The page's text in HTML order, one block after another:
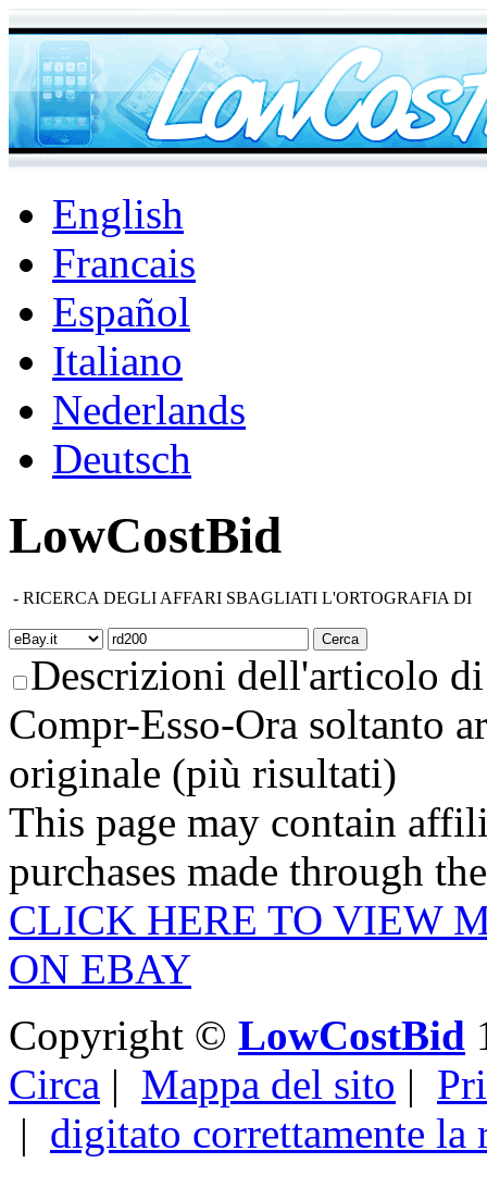
English
Francais
Español
Italiano
Nederlands
Deutsch
LowCostBid
- RICERCA DEGLI AFFARI SBAGLIATI L'ORTOGRAFIA DI
Descrizioni dell'articolo
Compr-Esso-Ora soltanto
originale (più risultati)
This page may contain
purchases made through
CLICK HERE TO VIEW
ON EBAY
Copyright © LowCostBid
Circa | Mappa del sito |
| digitato correttamente la